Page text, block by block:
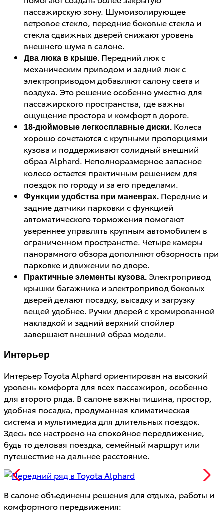
пассажирскую зону. Шумоизолирующее
ветровое стекло, передние боковые стекла и
стекла сдвижных дверей снижают уровень
внешнего шума в салоне.
Два люка в крыше. Передний люк с
механическим приводом и задний люк с
электроприводом добавляют салону света и
воздуха. Это решение особенно уместно для
пассажирского пространства, где важны
ощущение простора и комфорт в дороге.
18-дюймовые легкосплавные диски. Колеса
хорошо сочетаются с крупными пропорциями
кузова и поддерживают солидный внешний
образ Alphard. Неполноразмерное запасное
колесо остается практичным решением для
поездок по городу и за его пределами.
Функции удобства при маневрах. Передние и
задние датчики парковки с функцией
автоматического торможения помогают
увереннее управлять крупным автомобилем в
ограниченном пространстве. Четыре камеры
панорамного обзора дополняют обзорность при
парковке и движении во дворе.
Практичные элементы кузова. Электропривод
крышки багажника и электропривод боковых
дверей делают посадку, высадку и загрузку
вещей удобнее. Ручки дверей с хромированной
накладкой и задний верхний спойлер
завершают внешний образ модели.
Интерьер
Интерьер Toyota Alphard ориентирован на высокий
уровень комфорта для всех пассажиров, особенно
для второго ряда. В салоне важны тишина, простор,
удобная посадка, продуманная климатическая
система и мультимедиа для длительных поездок.
Здесь все настроено на спокойное передвижение,
будь то деловая поездка, семейный маршрут или
путешествие на дальнее расстояние.
В салоне объединены решения для отдыха, работы и
комфортного передвижения: